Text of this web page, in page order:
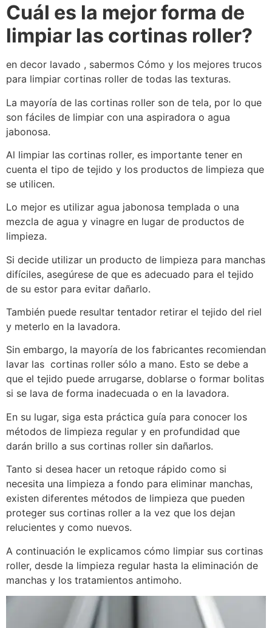
Cuál es la mejor forma de
limpiar las cortinas roller?
en decor lavado , sabermos Cómo y los mejores trucos
para limpiar cortinas roller de todas las texturas.
La mayoría de las cortinas roller son de tela, por lo que
son fáciles de limpiar con una aspiradora o agua
jabonosa.
Al limpiar las cortinas roller, es importante tener en
cuenta el tipo de tejido y los productos de limpieza que
se utilicen.
Lo mejor es utilizar agua jabonosa templada o una
mezcla de agua y vinagre en lugar de productos de
limpieza.
Si decide utilizar un producto de limpieza para manchas
difíciles, asegúrese de que es adecuado para el tejido
de su estor para evitar dañarlo.
También puede resultar tentador retirar el tejido del riel
y meterlo en la lavadora.
Sin embargo, la mayoría de los fabricantes recomiendan
lavar las cortinas roller sólo a mano. Esto se debe a
que el tejido puede arrugarse, doblarse o formar bolitas
si se lava de forma inadecuada o en la lavadora.
En su lugar, siga esta práctica guía para conocer los
métodos de limpieza regular y en profundidad que
darán brillo a sus cortinas roller sin dañarlos.
Tanto si desea hacer un retoque rápido como si
necesita una limpieza a fondo para eliminar manchas,
existen diferentes métodos de limpieza que pueden
proteger sus cortinas roller a la vez que los dejan
relucientes y como nuevos.
A continuación le explicamos cómo limpiar sus cortinas
roller, desde la limpieza regular hasta la eliminación de
manchas y los tratamientos antimoho.